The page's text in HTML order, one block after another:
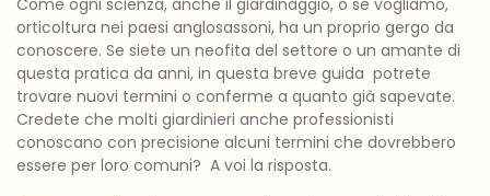
Come ogni scienza, anche il giardinaggio, o se vogliamo,
orticoltura nei paesi anglosassoni, ha un proprio gergo da
conoscere. Se siete un neofita del settore o un amante di
questa pratica da anni, in questa breve guida potrete
trovare nuovi termini o conferme a quanto già sapevate.
Credete che molti giardinieri anche professionisti
conoscano con precisione alcuni termini che dovrebbero
essere per loro comuni? A voi la risposta.